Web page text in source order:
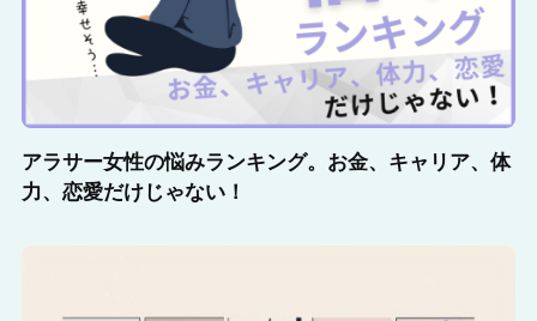
アラサー女性の悩みランキング。お金、キャリア、体
力、恋愛だけじゃない！